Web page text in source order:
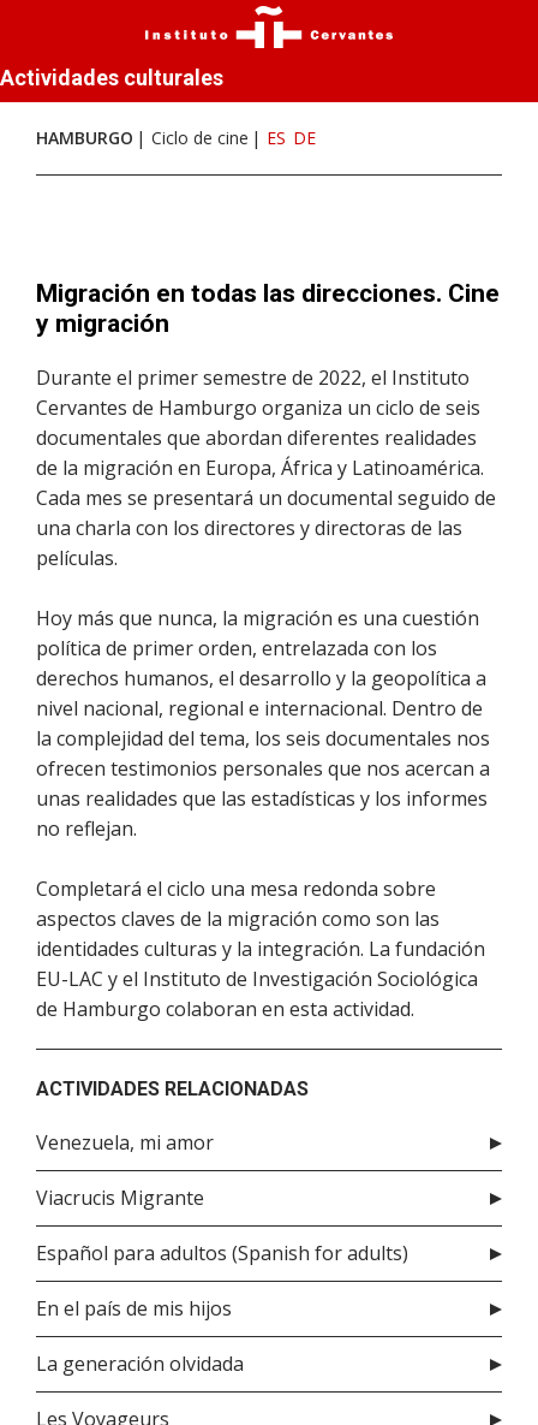
Actividades culturales
HAMBURGO Ciclo de cine ES DE
Migración en todas las direcciones. Cine
y migración
Durante el primer semestre de 2022, el Instituto
Cervantes de Hamburgo organiza un ciclo de seis
documentales que abordan diferentes realidades
de la migración en Europa, África y Latinoamérica.
Cada mes se presentará un documental seguido de
una charla con los directores y directoras de las
películas.
Hoy más que nunca, la migración es una cuestión
política de primer orden, entrelazada con los
derechos humanos, el desarrollo y la geopolítica a
nivel nacional, regional e internacional. Dentro de
la complejidad del tema, los seis documentales nos
ofrecen testimonios personales que nos acercan a
unas realidades que las estadísticas y los informes
no reflejan.
Completará el ciclo una mesa redonda sobre
aspectos claves de la migración como son las
identidades culturas y la integración. La fundación
EU-LAC y el Instituto de Investigación Sociológica
de Hamburgo colaboran en esta actividad.
ACTIVIDADES RELACIONADAS
Venezuela, mi amor
Viacrucis Migrante
Español para adultos (Spanish for adults)
En el país de mis hijos
La generación olvidada
Les Voyageurs